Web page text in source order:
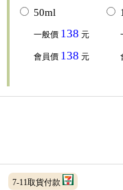
50ml
一般價 138 元
會員價 138 元
7-11取貨付款